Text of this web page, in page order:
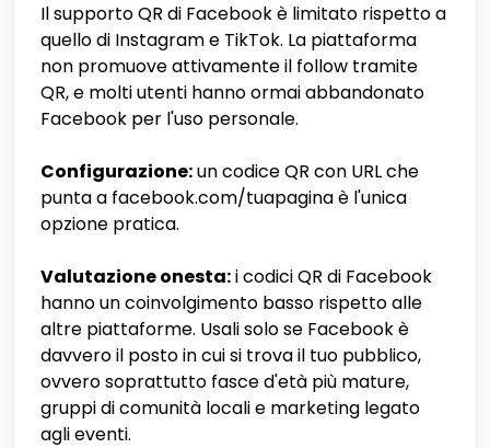
Il supporto QR di Facebook è limitato rispetto a
quello di Instagram e TikTok. La piattaforma
non promuove attivamente il follow tramite
QR, e molti utenti hanno ormai abbandonato
Facebook per l'uso personale.
Configurazione:un codice QR con URL che
punta a facebook.com/tuapagina è l'unica
opzione pratica.
Valutazione onesta:i codici QR di Facebook
hanno un coinvolgimento basso rispetto alle
altre piattaforme. Usali solo se Facebook è
davvero il posto in cui si trova il tuo pubblico,
ovvero soprattutto fasce d'età più mature,
gruppi di comunità locali e marketing legato
agli eventi.